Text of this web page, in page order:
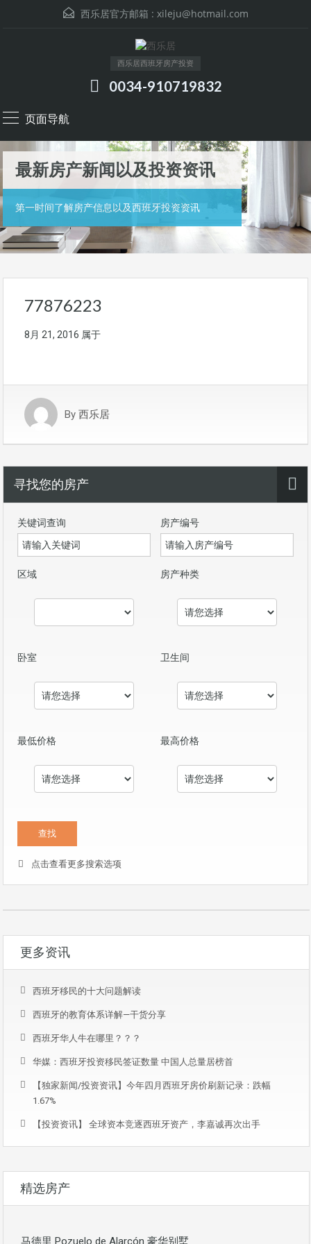
西乐居官方邮箱 : xileju@hotmail.com
西乐居西班牙房产投资
0034-910719832
页面导航
最新房产新闻以及投资资讯
第一时间了解房产信息以及西班牙投资资讯
77876223
8月 21, 2016 属于
By 西乐居
寻找您的房产
关键词查询 房产编号
区域 房产种类
卧室 卫生间
最低价格 最高价格
点击查看更多搜索选项
更多资讯
西班牙移民的十大问题解读
西班牙的教育体系详解—干货分享
西班牙华人牛在哪里？？？
华媒：西班牙投资移民签证数量 中国人总量居榜首
【独家新闻/投资资讯】今年四月西班牙房价刷新记录：跌幅
1.67%
【投资资讯】 全球资本竞逐西班牙资产，李嘉诚再次出手
精选房产
马德里 Pozuelo de Alarcón 豪华别墅